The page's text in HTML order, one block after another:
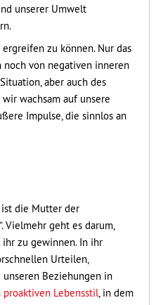
unserer Umwelt
zu können. Nur das
noch von negativen inneren
aber auch des
wachsam auf unsere
Impulse, die sinnlos an
ist die Mutter der
Vielmehr geht es darum,
zu gewinnen. In ihr
Urteilen,
Beziehungen in
proaktiven Lebensstil, in dem